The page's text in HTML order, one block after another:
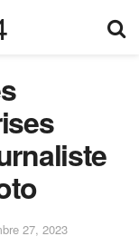
27, 2023